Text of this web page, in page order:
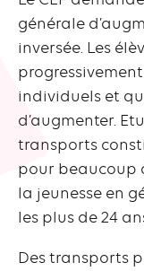
générale
inversée. Les
individuels et
d’augmenter.
transports
pour beaucoup
la jeunesse en
les plus de 24
Des transports